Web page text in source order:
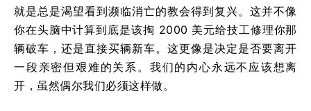
就是总是渴望看到濒临消亡的教会得到复兴。这并不像
你在头脑中计算到底是该掏 2000 美元给技工修理你那
辆破车，还是直接买辆新车。这更像是决定是否要离开
一段亲密但艰难的关系。我们的内心永远不应该想离
开，虽然偶尔我们必须这样做。